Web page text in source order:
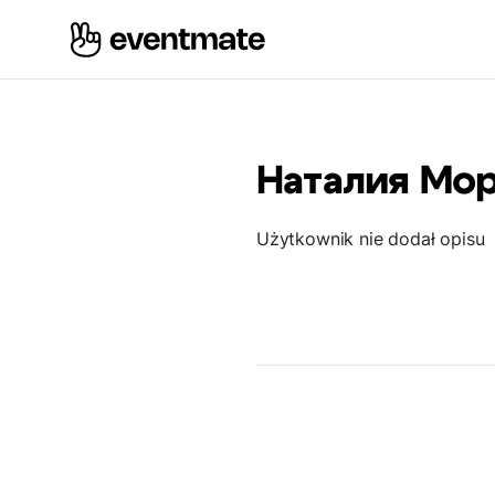
Наталия
Użytkownik nie dodał opisu